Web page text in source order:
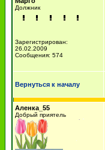
Должник
Зарегистрирован:
26.02.2009
Сообщения: 574
Вернуться к началу
Аленка_55
Добрый приятель